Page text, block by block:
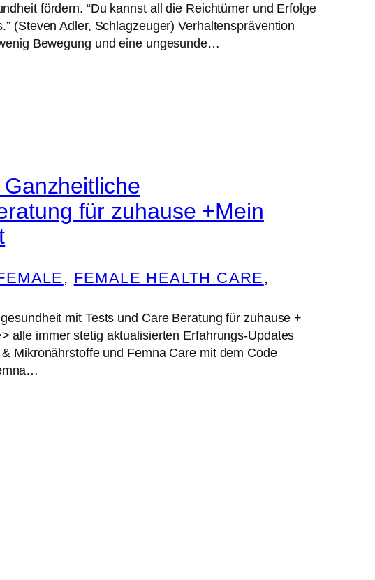
fördern. “Du kannst all die Reichtümer und Erfolge
(Steven Adler, Schlagzeuger) Verhaltensprävention
Bewegung und eine ungesunde…
für zuhause +Mein
, FEMALE HEALTH CARE
mit Tests und Care Beratung für zuhause +
alle immer stetig aktualisierten Erfahrungs-Updates
Mikronährstoffe und Femna Care mit dem Code